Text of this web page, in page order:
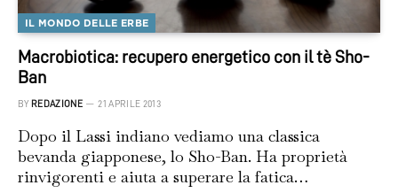
IL MONDO DELLE ERBE
Macrobiotica: recupero energetico con il tè Sho-
Ban
BY REDAZIONE 21 APRILE 2013
Dopo il Lassi indiano vediamo una classica
bevanda giapponese, lo Sho-Ban. Ha proprietà
rinvigorenti e aiuta a superare la fatica…